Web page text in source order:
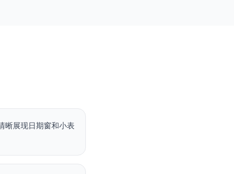
晰展现日期窗和小表